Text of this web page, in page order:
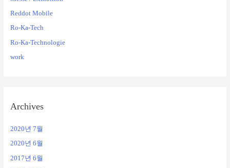
Reddot Mobile
Ro-Ka-Tech
Ro-Ka-Technologie
work
Archives
2020년 7월
2020년 6월
2017년 6월